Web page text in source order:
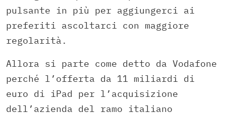
pulsante in più per aggiungerci ai
preferiti ascoltarci con maggiore
regolarità.
Allora si parte come detto da Vodafone
perché l’offerta da 11 miliardi di
euro di iPad per l’acquisizione
dell’azienda del ramo italiano